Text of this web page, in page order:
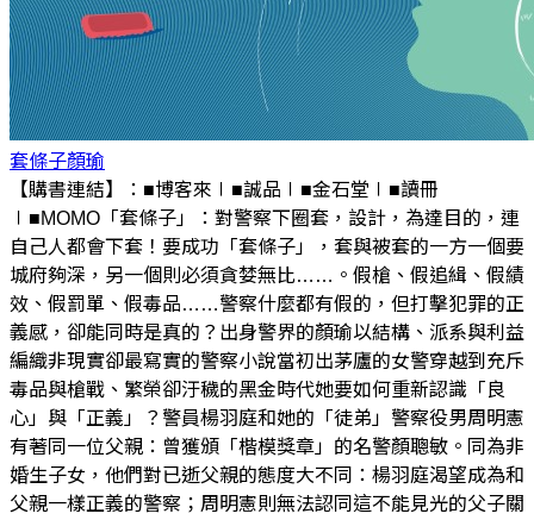
套條子顏瑜
【購書連結】：■博客來∣■誠品∣■金石堂∣■讀冊
∣■MOMO「套條子」：對警察下圈套，設計，為達目的，連
自己人都會下套！要成功「套條子」，套與被套的一方一個要
城府夠深，另一個則必須貪婪無比……。假槍、假追緝、假績
效、假罰單、假毒品……警察什麼都有假的，但打擊犯罪的正
義感，卻能同時是真的？出身警界的顏瑜以結構、派系與利益
編織非現實卻最寫實的警察小說當初出茅廬的女警穿越到充斥
毒品與槍戰、繁榮卻汙穢的黑金時代她要如何重新認識「良
心」與「正義」？警員楊羽庭和她的「徒弟」警察役男周明憲
有著同一位父親：曾獲頒「楷模獎章」的名警顏聰敏。同為非
婚生子女，他們對已逝父親的態度大不同：楊羽庭渴望成為和
父親一樣正義的警察；周明憲則無法認同這不能見光的父子關